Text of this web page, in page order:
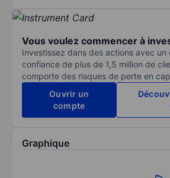
Vous voulez commencer à
Investissez dans des actions avec un
confiance de plus de 1,5 million de
comporte des risques de perte en
Ouvrir un
compte
Graphique